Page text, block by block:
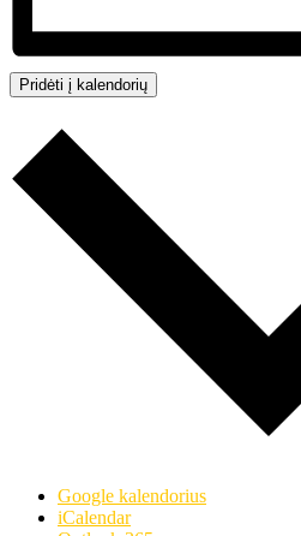
Pridėti į kalendorių
Google kalendorius
iCalendar